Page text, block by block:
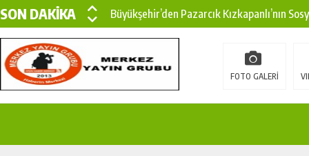
SON DAKİKA
Büyükşehir’den Pazarcık Kızkapanlı’nın
Büyükşehir’den Pazarcık Kırsalına Modern
Çin’den KSÜ’ye Uluslararası Başarı:
FOTO GALERİ